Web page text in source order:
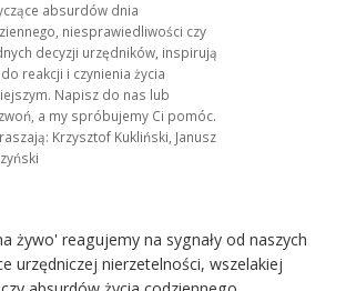
absurdów dnia
niesprawiedliwości czy
decyzji urzędników, inspirują
reakcji i czynienia życia
Napisz do nas lub
a my spróbujemy Ci pomóc.
Krzysztof Kukliński, Janusz
żywo' reagujemy na sygnały od naszych
urzędniczej nierzetelności, wszelakiej